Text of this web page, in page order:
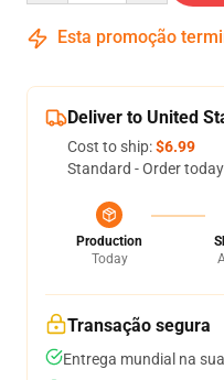
Esta promoção
Deliver to United
Cost to ship:$6.99
Standard - Order
Production
Today
Transação segura
Entrega mundial na